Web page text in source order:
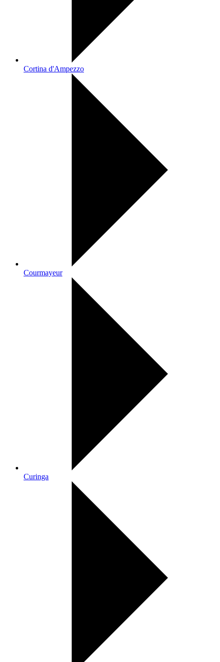
Cortina d'Ampezzo
Courmayeur
Curinga